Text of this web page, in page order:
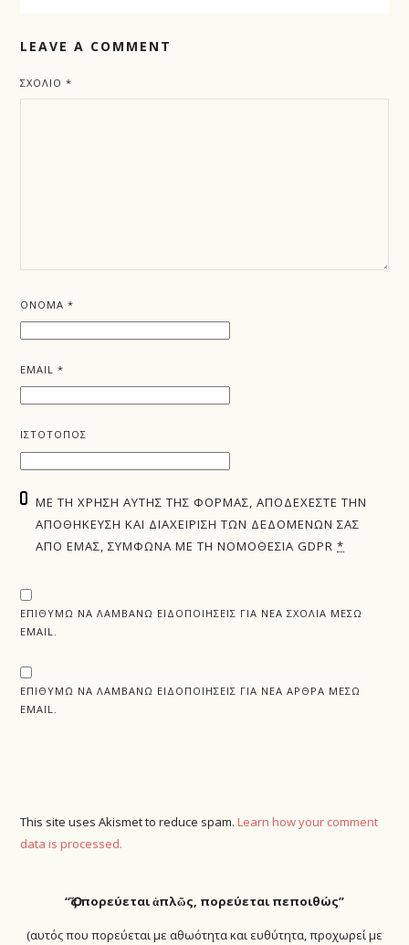
LEAVE A COMMENT
ΣΧΌΛΙΟ*
ΌΝΟΜΑ*
EMAIL*
ΙΣΤΌΤΟΠΟΣ
ΜΕ ΤΗ ΧΡΉΣΗ ΑΥΤΉΣ ΤΗΣ ΦΌΡΜΑΣ, ΑΠΟΔΈΧΕΣΤΕ ΤΗΝ
ΑΠΟΘΉΚΕΥΣΗ ΚΑΙ ΔΙΑΧΕΊΡΙΣΗ ΤΩΝ ΔΕΔΟΜΈΝΩΝ ΣΑΣ
ΑΠΌ ΕΜΆΣ, ΣΎΜΦΩΝΑ ΜΕ ΤΗ ΝΟΜΟΘΕΣΊΑ GDPR*
ΕΠΙΘΥΜΏ ΝΑ ΛΑΜΒΆΝΩ ΕΙΔΟΠΟΙΉΣΕΙΣ ΓΙΑ ΝΈΑ ΣΧΌΛΙΑ ΜΈΣΩ
EMAIL.
ΕΠΙΘΥΜΏ ΝΑ ΛΑΜΒΆΝΩ ΕΙΔΟΠΟΙΉΣΕΙΣ ΓΙΑ ΝΈΑ ΆΡΘΡΑ ΜΈΣΩ
EMAIL.
This site uses Akismet to reduce spam. Learn how your comment
data is processed.
“Ὅς πορεύεται ἁπλῶς, πορεύεται πεποιθώς”
(αυτός που πορεύεται με αθωότητα και ευθύτητα, προχωρεί με